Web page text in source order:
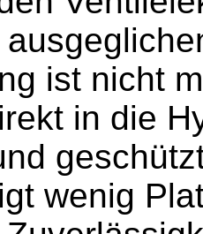
ist nicht
in die
wenig